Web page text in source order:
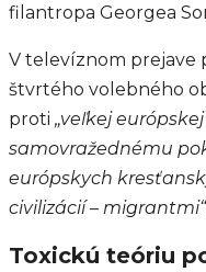
filantropa Georgea
V televíznom prejave
štvrtého volebného
proti „veľkej
samovražednému
európskych
civilizácií – migrantmi“
Toxickú teóriu